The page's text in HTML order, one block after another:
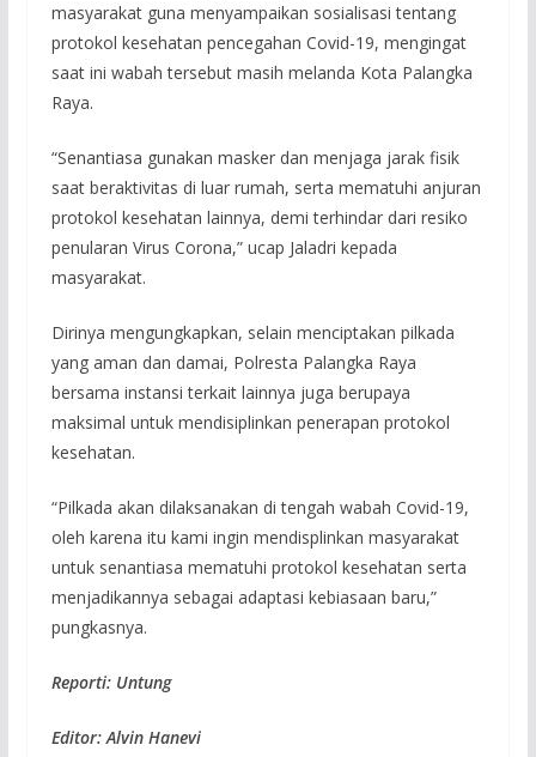
masyarakat guna menyampaikan sosialisasi tentang
protokol kesehatan pencegahan Covid-19, mengingat
saat ini wabah tersebut masih melanda Kota Palangka
Raya.
“Senantiasa gunakan masker dan menjaga jarak fisik
saat beraktivitas di luar rumah, serta mematuhi anjuran
protokol kesehatan lainnya, demi terhindar dari resiko
penularan Virus Corona,” ucap Jaladri kepada
masyarakat.
Dirinya mengungkapkan, selain menciptakan pilkada
yang aman dan damai, Polresta Palangka Raya
bersama instansi terkait lainnya juga berupaya
maksimal untuk mendisiplinkan penerapan protokol
kesehatan.
“Pilkada akan dilaksanakan di tengah wabah Covid-19,
oleh karena itu kami ingin mendisplinkan masyarakat
untuk senantiasa mematuhi protokol kesehatan serta
menjadikannya sebagai adaptasi kebiasaan baru,”
pungkasnya.
Reporti: Untung
Editor: Alvin Hanevi